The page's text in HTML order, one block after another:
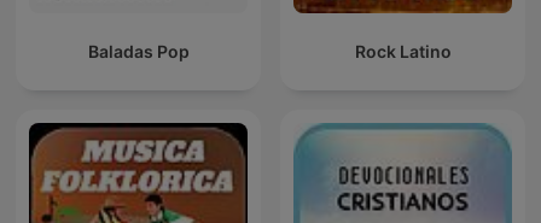
Baladas Pop Rock Latino